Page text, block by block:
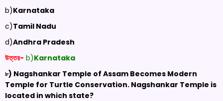
b)Karnataka
c)Tamil Nadu
d)Andhra Pradesh
উত্তর- b)Karnataka
৮) Nagshankar Temple of Assam Becomes Modern
Temple for Turtle Conservation. Nagshankar Temple is
located in which state?